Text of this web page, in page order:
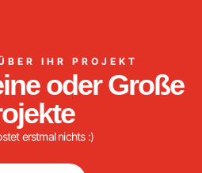
IHR PROJEKT
oder Große
erstmal nichts :)